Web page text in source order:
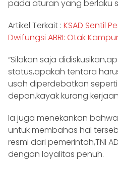
pada aturan yang berlaku
Artikel Terkait : KSAD Sentil
Dwifungsi ABRI: Otak
“Silakan saja
status,apakah tentara
usah diperdebatkan seperti
depan,kayak kurang
Ia juga menekankan
untuk membahas hal
resmi dari pemerintah,TNI
dengan loyalitas penuh.